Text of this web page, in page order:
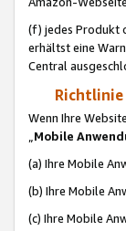
(f) jedes Produkt
erhältst eine
Central
Richtlinie
Wenn Ihre
„Mobile
(a) Ihre Mobile
(b) Ihre Mobile
(c) Ihre Mobile